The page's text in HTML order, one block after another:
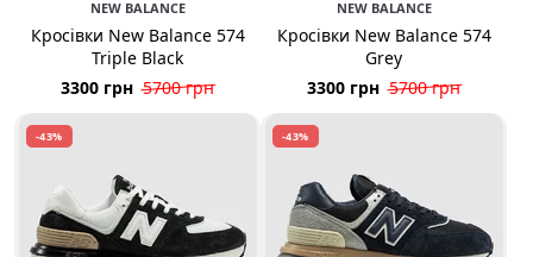
NEW BALANCE
Кросівки New Balance 574
Triple Black
3300 грн 5700 грн
NEW BALANCE
Кросівки New Balance 574
Grey
3300 грн 5700 грн
-43% -43%